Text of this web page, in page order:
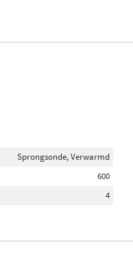
Sprongsonde, Verwarmd
600
4